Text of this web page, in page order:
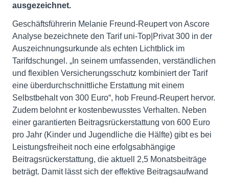
ausgezeichnet.
Geschäftsführerin Melanie Freund-Reupert von Ascore
Analyse bezeichnete den Tarif uni-Top|Privat 300 in der
Auszeichnungsurkunde als echten Lichtblick im
Tarifdschungel. „In seinem umfassenden, verständlichen
und flexiblen Versicherungsschutz kombiniert der Tarif
eine überdurchschnittliche Erstattung mit einem
Selbstbehalt von 300 Euro“, hob Freund-Reupert hervor.
Zudem belohnt er kostenbewusstes Verhalten. Neben
einer garantierten Beitragsrückerstattung von 600 Euro
pro Jahr (Kinder und Jugendliche die Hälfte) gibt es bei
Leistungsfreiheit noch eine erfolgsabhängige
Beitragsrückerstattung, die aktuell 2,5 Monatsbeiträge
beträgt. Damit lässt sich der effektive Beitragsaufwand